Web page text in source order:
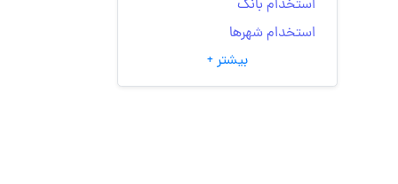
استخدام بانک
استخدام شهرها
انتخاب مسیر شغلی
به‌روزرسانی‌های سایت
بیشتر +